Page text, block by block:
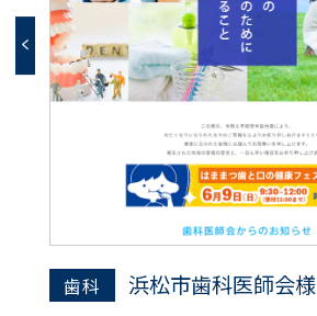
歯科 浜松市歯科医師会様